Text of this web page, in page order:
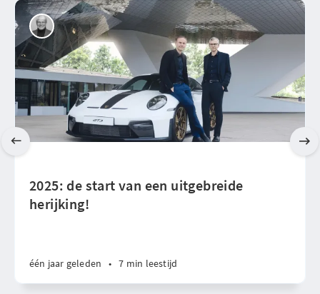
2025: de start van een uitgebreide
herijking!
één jaar geleden • 7 min leestijd